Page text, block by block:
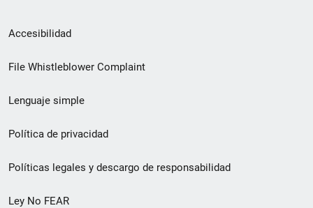
Menú
de
de
pie
de
página
Accesibilidad
File Whistleblower Complaint
Lenguaje simple
Política de privacidad
Políticas legales y descargo de responsabilidad
Ley No FEAR